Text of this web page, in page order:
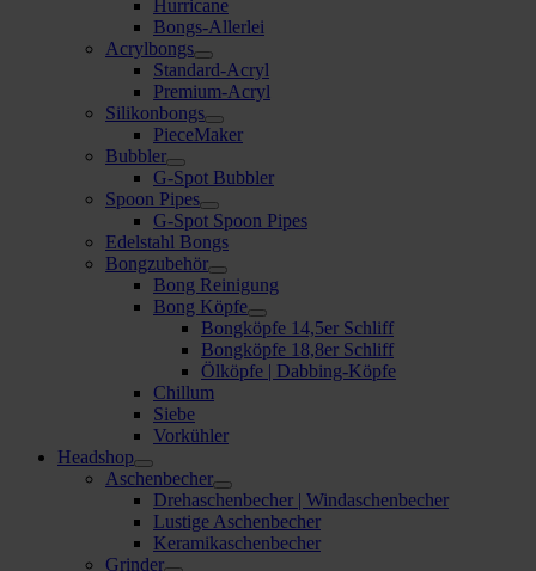
Hurricane
Bongs-Allerlei
Acrylbongs
Standard-Acryl
Premium-Acryl
Silikonbongs
PieceMaker
Bubbler
G-Spot Bubbler
Spoon Pipes
G-Spot Spoon Pipes
Edelstahl Bongs
Bongzubehör
Bong Reinigung
Bong Köpfe
Bongköpfe 14,5er Schliff
Bongköpfe 18,8er Schliff
Ölköpfe | Dabbing-Köpfe
Chillum
Siebe
Vorkühler
Headshop
Aschenbecher
Drehaschenbecher | Windaschenbecher
Lustige Aschenbecher
Keramikaschenbecher
Grinder